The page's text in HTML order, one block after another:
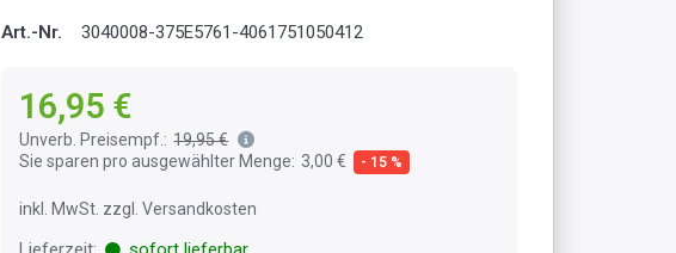
Art.-Nr. 3040008-375E5761-4061751050412
16,95 €
Unverb. Preisempf.: 19,95 €
Sie sparen pro ausgewählter Menge: 3,00 € - 15 %
inkl. MwSt. zzgl. Versandkosten